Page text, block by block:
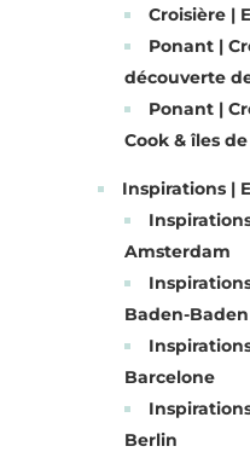
Croisière |
Ponant |
découverte
Ponant |
Cook & îles
Inspirations |
Amsterdam
Baden-Baden
Barcelone
Berlin